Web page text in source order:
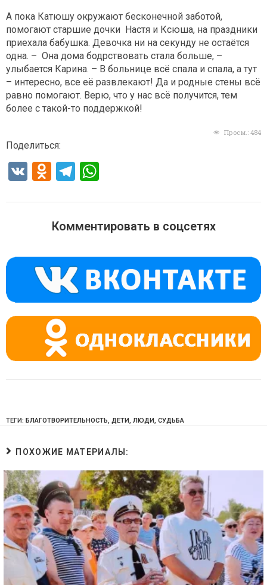
А пока Катюшу окружают бесконечной заботой,
помогают старшие дочки Настя и Ксюша, на праздники
приехала бабушка. Девочка ни на секунду не остаётся
одна. – Она дома бодрствовать стала больше, –
улыбается Карина. – В больнице всё спала и спала, а тут
– интересно, все её развлекают! Да и родные стены всё
равно помогают. Верю, что у нас всё получится, тем
более с такой-то поддержкой!
Просм.: 484
Поделиться:
V
O
o
a
ss
ni
ki
T
gr
m
s
p
p
Комментировать в соцсетях
ТЕГИ: БЛАГОТВОРИТЕЛЬНОСТЬ, ДЕТИ, ЛЮДИ, СУДЬБА
ПОХОЖИЕ МАТЕРИАЛЫ: